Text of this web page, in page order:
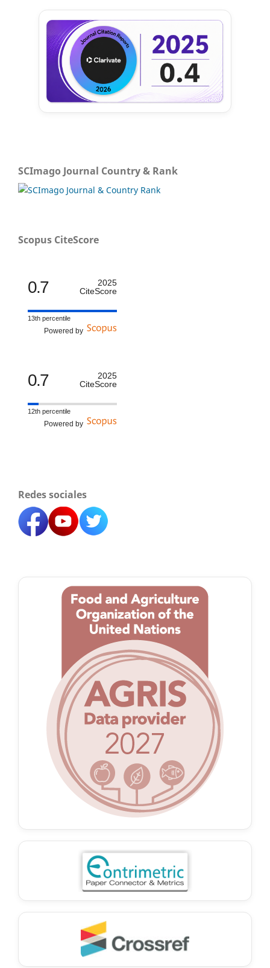
SCImago Journal Country & Rank
Scopus CiteScore
0.7
2025
CiteScore
13th percentile
Powered by
0.7
2025
CiteScore
12th percentile
Powered by
Redes sociales